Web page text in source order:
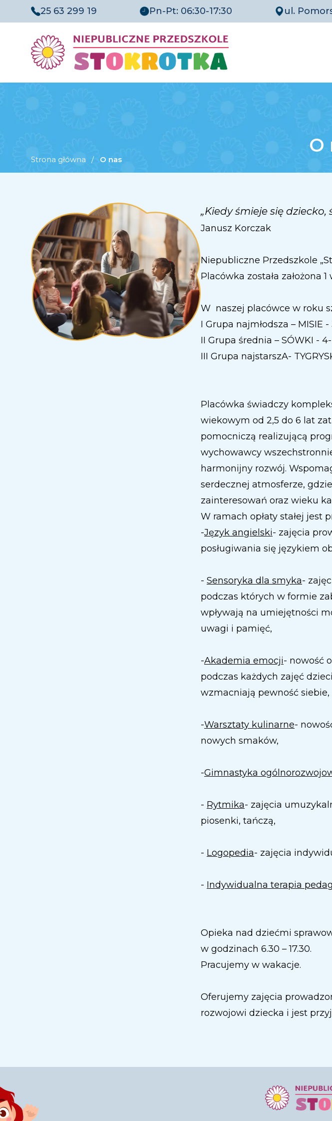
25 63 299 19 Pn-Pt: 06:30-17:30 ul.
O
Strona główna / O nas
„Kiedy śmieje się dziecko,
Janusz Korczak
Niepubliczne Przedszkole
Placówka została założona
W naszej placówce w roku
I Grupa najmłodsza – MISIE
II Grupa średnia – SÓWKI -
III Grupa najstarszA-
Placówka świadczy
wiekowym od 2,5 do 6 lat
pomocniczą realizującą
wychowawcy
harmonijny rozwój.
serdecznej atmosferze,
zainteresowań oraz wieku
W ramach opłaty stałej jest
-Język angielski- zajęcia
posługiwania się językiem
- Sensoryka dla smyka-
podczas których w formie
wpływają na umiejętności
uwagi i pamięć,
-Akademia emocji- nowość
podczas każdych zajęć
wzmacniają pewność siebie,
-Warsztaty kulinarne-
nowych smaków,
-Gimnastyka
- Rytmika- zajęcia
piosenki, tańczą,
- Logopedia- zajęcia
- Indywidualna terapia
Opieka nad dziećmi
w godzinach 6.30 – 17.30.
Pracujemy w wakacje.
Oferujemy zajęcia
rozwojowi dziecka i jest